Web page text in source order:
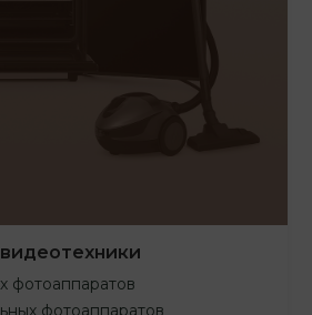
фотоаппаратов
фотоаппаратов